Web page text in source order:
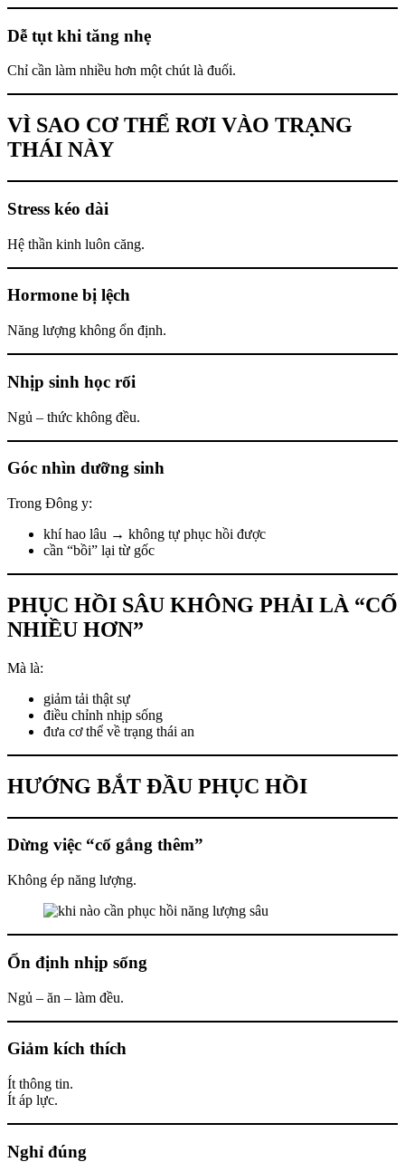
Dễ tụt khi tăng nhẹ
Chỉ cần làm nhiều hơn một chút là đuối.
VÌ SAO CƠ THỂ RƠI VÀO TRẠNG
THÁI NÀY
Stress kéo dài
Hệ thần kinh luôn căng.
Hormone bị lệch
Năng lượng không ổn định.
Nhịp sinh học rối
Ngủ – thức không đều.
Góc nhìn dưỡng sinh
Trong Đông y:
khí hao lâu → không tự phục hồi được
cần “bồi” lại từ gốc
PHỤC HỒI SÂU KHÔNG PHẢI LÀ “CỐ
NHIỀU HƠN”
Mà là:
giảm tải thật sự
điều chỉnh nhịp sống
đưa cơ thể về trạng thái an
HƯỚNG BẮT ĐẦU PHỤC HỒI
Dừng việc “cố gắng thêm”
Không ép năng lượng.
Ổn định nhịp sống
Ngủ – ăn – làm đều.
Giảm kích thích
Ít thông tin.
Ít áp lực.
Nghỉ đúng